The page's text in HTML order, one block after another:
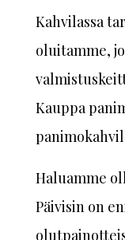
Kahvilassa
oluitamme,
Kauppa
Haluamme
Päivisin on